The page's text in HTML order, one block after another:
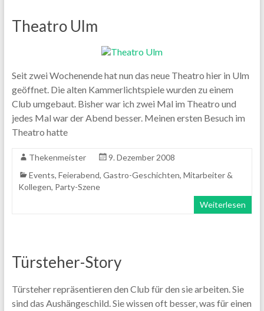
Theatro Ulm
Seit zwei Wochenende hat nun das neue Theatro hier in Ulm
geöffnet. Die alten Kammerlichtspiele wurden zu einem
Club umgebaut. Bisher war ich zwei Mal im Theatro und
jedes Mal war der Abend besser. Meinen ersten Besuch im
Theatro hatte
Thekenmeister
9. Dezember 2008
Events, Feierabend, Gastro-Geschichten, Mitarbeiter &
Kollegen, Party-Szene
Weiterlesen
Türsteher-Story
Türsteher repräsentieren den Club für den sie arbeiten. Sie
sind das Aushängeschild. Sie wissen oft besser, was für einen